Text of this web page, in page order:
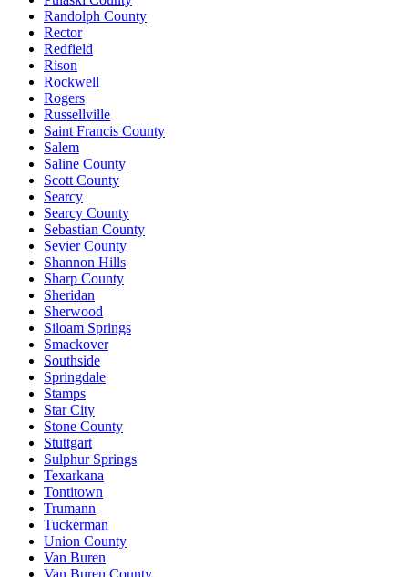
Randolph County
Rector
Redfield
Rison
Rockwell
Rogers
Russellville
Saint Francis County
Salem
Saline County
Scott County
Searcy
Searcy County
Sebastian County
Sevier County
Shannon Hills
Sharp County
Sheridan
Sherwood
Siloam Springs
Smackover
Southside
Springdale
Stamps
Star City
Stone County
Stuttgart
Sulphur Springs
Texarkana
Tontitown
Trumann
Tuckerman
Union County
Van Buren
Van Buren County